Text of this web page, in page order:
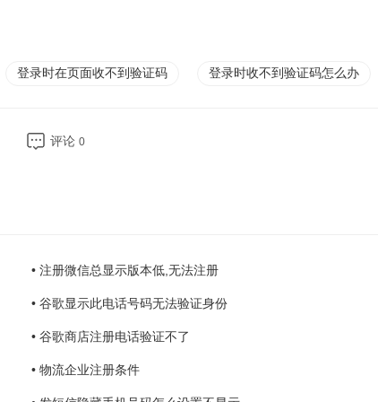
登录时在页面收不到验证码 登录时收不到验证码怎么办
评论 0
• 注册微信总显示版本低,无法注册
• 谷歌显示此电话号码无法验证身份
• 谷歌商店注册电话验证不了
• 物流企业注册条件